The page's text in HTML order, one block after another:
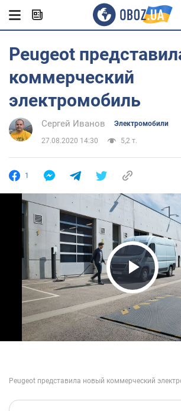
Peugeot
коммерческий
электромобиль
Сергей Иванов Электромобили
27.08.2020 14:30 5,2 т.
1
Play